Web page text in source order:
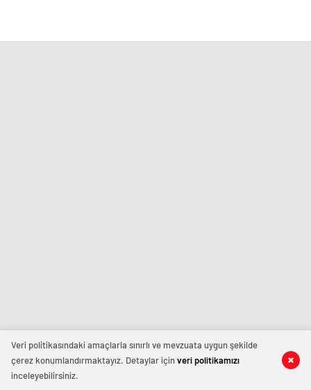
Veri politikasındaki amaçlarla sınırlı ve mevzuata uygun şekilde
çerez konumlandırmaktayız. Detaylar içinveri politikamızı
inceleyebilirsiniz.